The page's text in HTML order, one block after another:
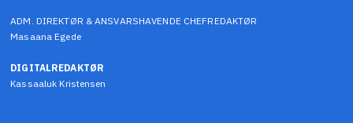
ADM. DIREKTØR & ANSVARSHAVENDE CHEFREDAKTØR
Masaana Egede
DIGITALREDAKTØR
Kassaaluk Kristensen